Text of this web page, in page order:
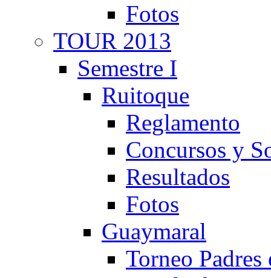
Fotos
TOUR 2013
Semestre I
Ruitoque
Reglamento
Concursos y
Resultados
Fotos
Guaymaral
Torneo